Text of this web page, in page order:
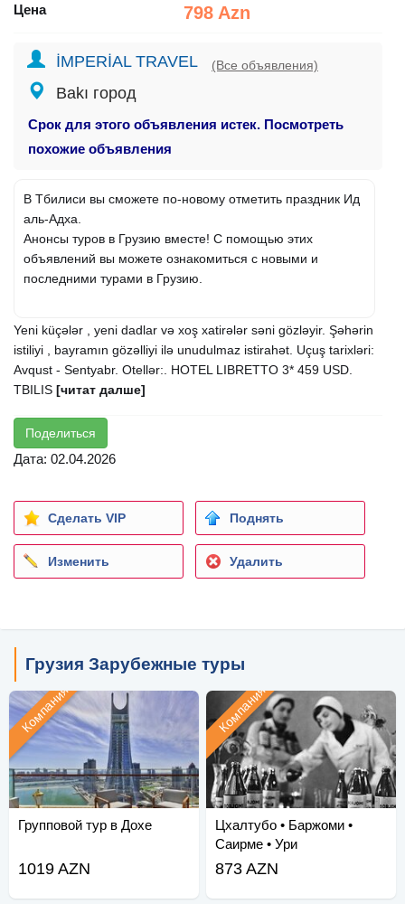
Цена 798 Azn
İMPERİAL TRAVEL (Все объявления)
Bakı город
Срок для этого объявления истек. Посмотреть
похожие объявления
В Тбилиси вы сможете по-новому отметить праздник Ид
аль-Адха.
Анонсы туров в Грузию вместе! С помощью этих
объявлений вы можете ознакомиться с новыми и
последними турами в Грузию.
Yeni küçələr , yeni dadlar və xoş xatirələr səni gözləyir. Şəhərin
istiliyi , bayramın gözəlliyi ilə unudulmaz istirahət. Uçuş tarixləri:
Avqust - Sentyabr. Otellər:. HOTEL LIBRETTO 3* 459 USD.
TBILIS [читат далше]
Поделиться
Дата: 02.04.2026
Сделать VIP Поднять
Изменить Удалить
Грузия Зарубежные туры
Групповой тур в Дохе
Компания
1019 AZN
Цхалтубо • Баржоми •
Саирме • Ури
Компания
873 AZN